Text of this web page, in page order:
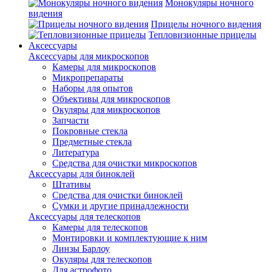
Монокуляры ночного
видения
Прицелы ночного видения
Тепловизионные прицелы
Аксессуары
Аксессуары для микроскопов
Камеры для микроскопов
Микропрепараты
Наборы для опытов
Объективы для микроскопов
Окуляры для микроскопов
Запчасти
Покровные стекла
Предметные стекла
Литература
Средства для очистки микроскопов
Аксессуары для биноклей
Штативы
Средства для очистки биноклей
Сумки и другие принадлежности
Аксессуары для телескопов
Камеры для телескопов
Монтировки и комплектующие к ним
Линзы Барлоу
Окуляры для телескопов
Для астрофото